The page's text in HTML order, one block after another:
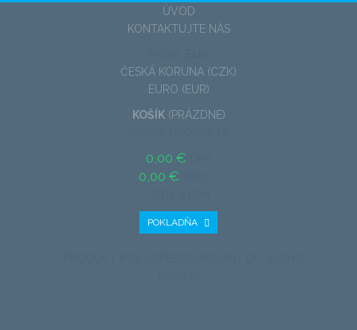
ÚVOD
KONTAKTUJTE NÁS
ČESKÁ KORUNA (CZK)
EURO (EUR)
KOŠÍK (PRÁZDNE)
0,00 €
0,00 €
POKLADŇA